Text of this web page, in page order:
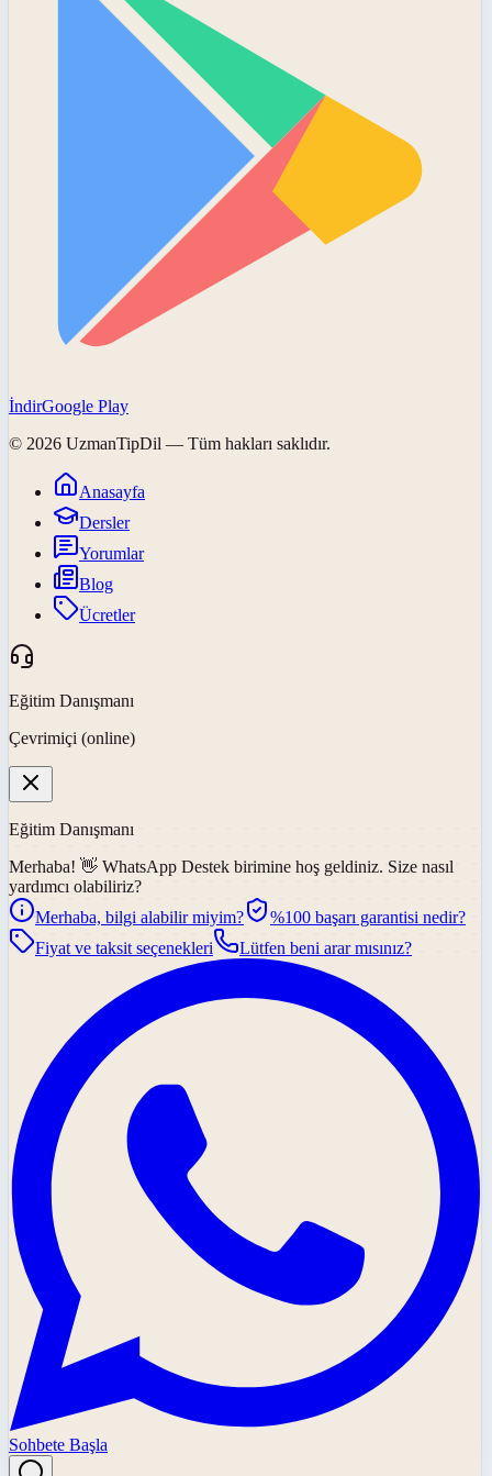
İndirGoogle Play
© 2026 UzmanTipDil — Tüm hakları saklıdır.
Anasayfa
Dersler
Yorumlar
Blog
Ücretler
Eğitim Danışmanı
Çevrimiçi (online)
Eğitim Danışmanı
Merhaba! 👋 WhatsApp Destek birimine hoş geldiniz. Size nasıl
yardımcı olabiliriz?
Merhaba, bilgi alabilir miyim?
%100 başarı garantisi nedir?
Fiyat ve taksit seçenekleri
Lütfen beni arar mısınız?
Sohbete Başla